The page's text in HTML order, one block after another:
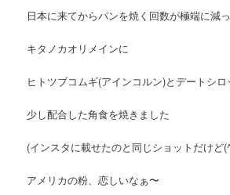
日本に来てからパンを焼く回数が極端に減
キタノカオリメインに
ヒトツブコムギ(アインコルン)とデートシロ
少し配合した角食を焼きました
(インスタに載せたのと同じショットだけど
アメリカの粉、恋しいなぁ〜